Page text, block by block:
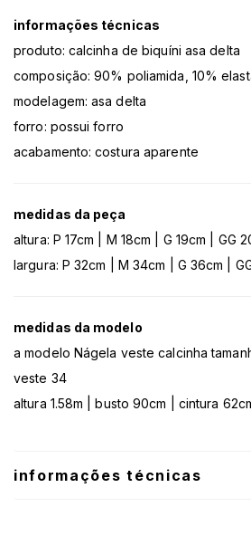
informações técnicas
produto: calcinha de biquíni asa delta
composição: 90% poliamida, 10%
modelagem: asa delta
forro: possui forro
acabamento: costura aparente
medidas da peça
altura: P 17cm | M 18cm | G 19cm | GG
largura: P 32cm | M 34cm | G 36cm |
medidas da modelo
a modelo Nágela veste calcinha
veste 34
altura 1.58m | busto 90cm | cintura
informações técnicas